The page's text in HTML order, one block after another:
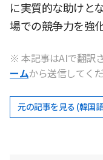
に実質的な助けと
場での競争力を強
※ 本記事はAIで翻訳
ームから送信してくだ
元の記事を見る (韓国